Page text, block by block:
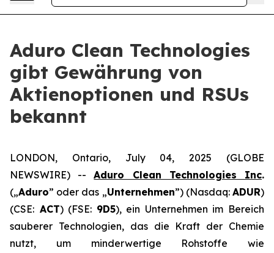
Aduro Clean Technologies
gibt Gewährung von
Aktienoptionen und RSUs
bekannt
LONDON, Ontario, July 04, 2025 (GLOBE
NEWSWIRE) --Aduro Clean Technologies Inc.
(„Aduro” oder das „Unternehmen”) (Nasdaq:ADUR)
(CSE: ACT) (FSE: 9D5), ein Unternehmen im Bereich
sauberer Technologien, das die Kraft der Chemie
nutzt, um minderwertige Rohstoffe wie